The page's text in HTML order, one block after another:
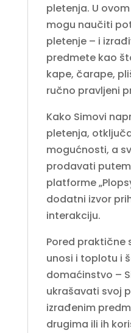
pletenja. U
mogu naučiti
pletenje – i
predmete kao
kape, čarape,
ručno pravljeni
Kako Simovi
pletenja,
mogućnosti, a
prodavati
platforme
dodatni izvor
interakciju.
Pored praktične
unosi i toplotu i
domaćinstvo –
ukrašavati svoj
izrađenim
drugima ili ih